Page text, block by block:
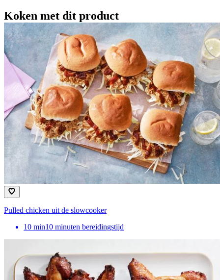
Koken met dit product
Pulled chicken uit de slowcooker
10 min10 minuten bereidingstijd